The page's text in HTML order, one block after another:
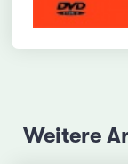
Weitere